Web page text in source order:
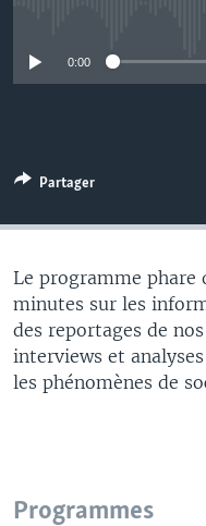
0:00
Partager
Le programme phare
minutes sur les
des reportages de
interviews et
les phénomènes de
Programmes